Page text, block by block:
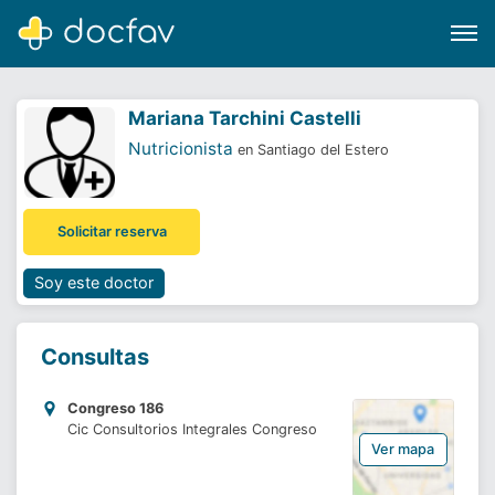
Software para clínicas
¿Eres un doctor?
Mariana Tarchini Castelli
Nutricionista en Santiago del Estero
Solicitar reserva
Soy este doctor
Consultas
Congreso 186
Cic Consultorios Integrales Congreso
Ver mapa